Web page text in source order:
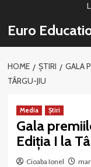
conținut
Euro
HOME ȘTIRI
GALA
TÂRGU-JIU
Media Știri
Gala
Ediția I la
Cioaba Ionel